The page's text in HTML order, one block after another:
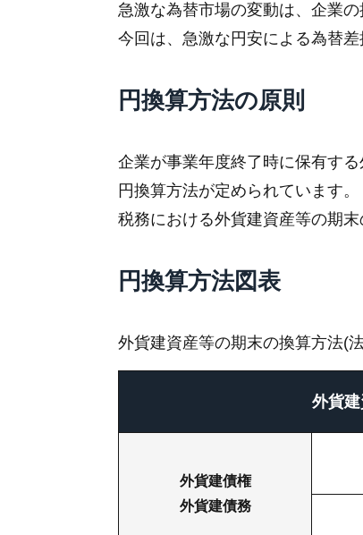
急激な為替市場の変動は、企業
今回は、急激な円安による為替
円換算方法の原則
企業が事業年度終了時に保有す
円換算方法が定められています。
税務における外貨建資産等の期
円換算方法図表
外貨建資産等の期末の換算方法(
外貨
外貨建債権
外貨建債務